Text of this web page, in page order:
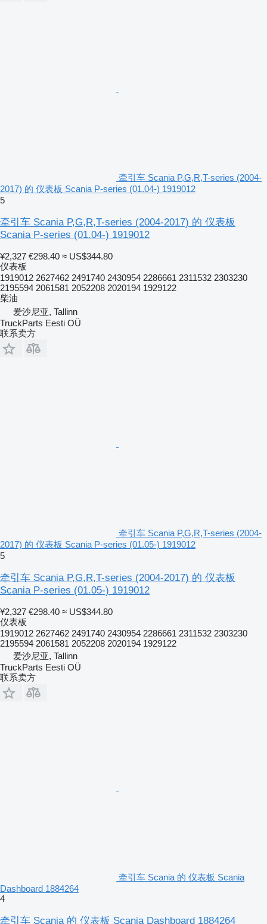
牵引车 Scania P,G,R,T-series (2004-
2017) 的 仪表板 Scania P-series (01.04-) 1919012
5
牵引车 Scania P,G,R,T-series (2004-2017) 的 仪表板
Scania P-series (01.04-) 1919012
¥2,327 €298.40 ≈ US$344.80
仪表板
1919012 2627462 2491740 2430954 2286661 2311532 2303230
2195594 2061581 2052208 2020194 1929122
柴油
爱沙尼亚, Tallinn
TruckParts Eesti OÜ
联系卖方
牵引车 Scania P,G,R,T-series (2004-
2017) 的 仪表板 Scania P-series (01.05-) 1919012
5
牵引车 Scania P,G,R,T-series (2004-2017) 的 仪表板
Scania P-series (01.05-) 1919012
¥2,327 €298.40 ≈ US$344.80
仪表板
1919012 2627462 2491740 2430954 2286661 2311532 2303230
2195594 2061581 2052208 2020194 1929122
爱沙尼亚, Tallinn
TruckParts Eesti OÜ
联系卖方
牵引车 Scania 的 仪表板 Scania
Dashboard 1884264
4
牵引车 Scania 的 仪表板 Scania Dashboard 1884264